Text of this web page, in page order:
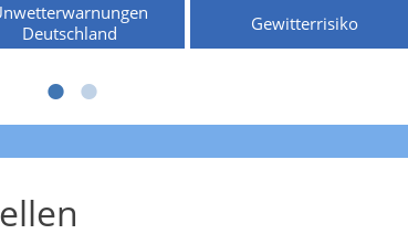
Deutschland
Gewitterrisiko